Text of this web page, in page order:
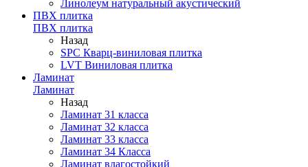
Линолеум натуральный акустический
ПВХ плитка
ПВХ плитка
Назад
SPC Кварц-виниловая плитка
LVT Виниловая плитка
Ламинат
Ламинат
Назад
Ламинат 31 класса
Ламинат 32 класса
Ламинат 33 класса
Ламинат 34 Класса
Ламинат влагостойкий